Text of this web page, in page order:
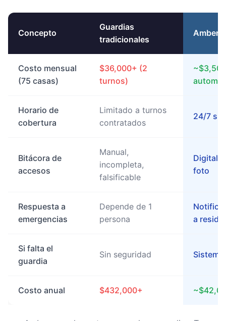
Concepto
Guardias
tradicionales
Amber
Costo mensual
(75 casas)
$36,000+ (2
turnos)
Horario de
cobertura
Limitado a turnos
contratados
24/7
Bitácora de
accesos
Manual,
incompleta,
falsificable
Digital,
foto
Respuesta a
emergencias
Depende de 1
persona
a
Si falta el
guardia
Sin seguridad
Costo anual $432,000+